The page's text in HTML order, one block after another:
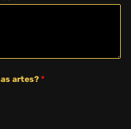
artes? *